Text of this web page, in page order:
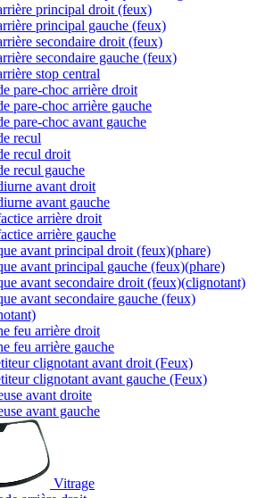
principal droit (feux)
principal gauche (feux)
secondaire droit (feux)
secondaire gauche (feux)
stop central
pare-choc arrière droit
pare-choc arrière gauche
pare-choc avant gauche
recul
recul droit
recul gauche
avant droit
avant gauche
arrière droit
arrière gauche
avant principal droit (feux)(phare)
avant principal gauche (feux)(phare)
avant secondaire droit (feux)(clignotant)
avant secondaire gauche (feux)
feu arrière droit
feu arrière gauche
clignotant avant droit (Feux)
clignotant avant gauche (Feux)
avant droite
avant gauche
Vitrage